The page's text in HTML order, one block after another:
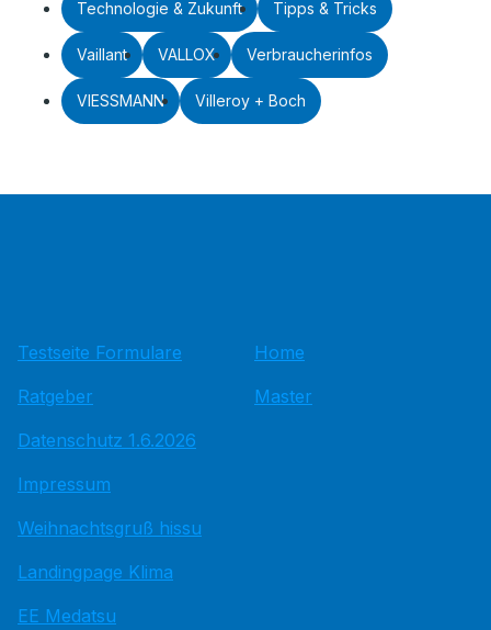
Technologie & Zukunft Tipps & Tricks
Vaillant VALLOX Verbraucherinfos
VIESSMANN Villeroy + Boch
Testseite Formulare
Ratgeber
Datenschutz 1.6.2026
Impressum
Weihnachtsgruß hissu
Landingpage Klima
EE Medatsu
Home
Master